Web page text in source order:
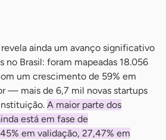
ainda um avanço significativo
no Brasil: foram mapeadas 18.056
um crescimento de 59% em
— mais de 6,7 mil novas startups
A maior parte dos
está em fase de
em validação, 27,47% em